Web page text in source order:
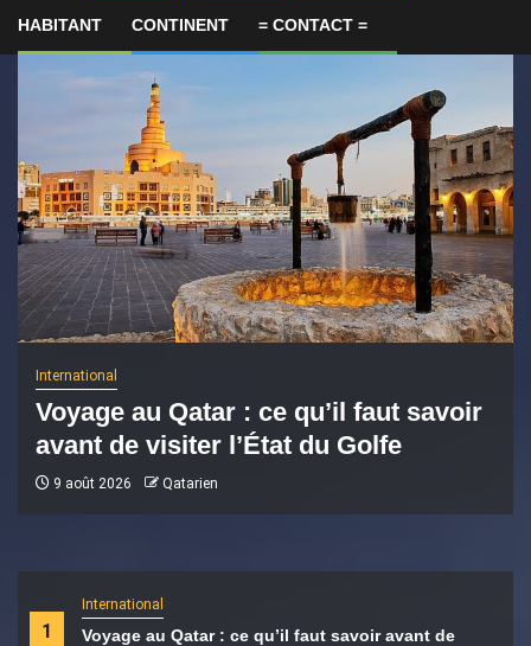
HABITANT CONTINENT = CONTACT =
1
International
Voyage au Qatar : ce qu’il faut savoir avant de
International
Voyage au Qatar : ce qu’il faut savoir
avant de visiter l’État du Golfe
9 août 2026 Qatarien